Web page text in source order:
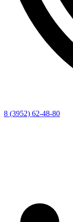
8 (3952) 62-48-80